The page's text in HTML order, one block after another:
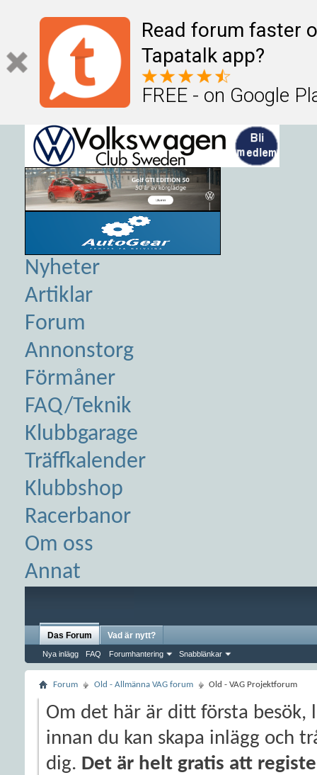
Read forum faster
Tapatalk app?
FREE - on Google
Nyheter
Artiklar
Forum
Annonstorg
Förmåner
FAQ/Teknik
Klubbgarage
Träffkalender
Klubbshop
Racerbanor
Om oss
Annat
Das Forum
Nya inlägg FAQ Forumhantering Snabblänkar
Vad är nytt?
Forum Old - Allmänna VAG forum Old - VAG Projektforum
Om det här är ditt första besök,
innan du kan skapa inlägg och
dig. Det är helt gratis att